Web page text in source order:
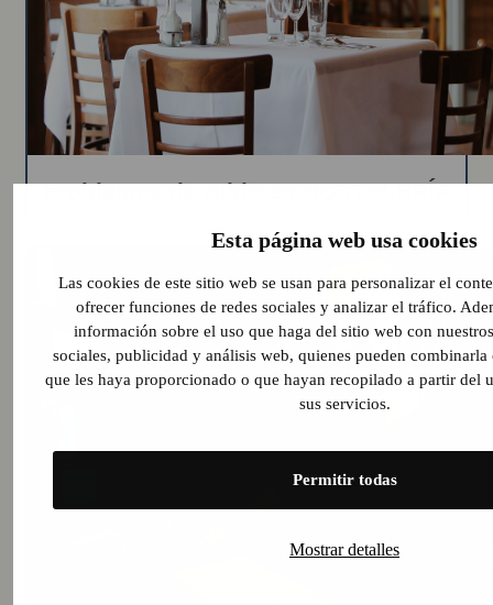
Esta página web usa cookies
Las cookies de este sitio web se usan para personalizar el
ofrecer funciones de redes sociales y analizar el tráfico.
información sobre el uso que haga del sitio web con
sociales, publicidad y análisis web, quienes pueden
que les haya proporcionado o que hayan recopilado a partir del
sus servicios.
Permitir todas
Mostrar detalles
Problemas de ruido en HOSTELERÍA